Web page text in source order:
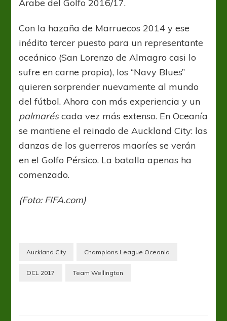
Árabe del Golfo 2016/17.
Con la hazaña de Marruecos 2014 y ese
inédito tercer puesto para un representante
oceánico (San Lorenzo de Almagro casi lo
sufre en carne propia), los “Navy Blues”
quieren sorprender nuevamente al mundo
del fútbol. Ahora con más experiencia y un
palmaréscada vez más extenso. En Oceanía
se mantiene el reinado de Auckland City: las
danzas de los guerreros maoríes se verán
en el Golfo Pérsico. La batalla apenas ha
comenzado.
(Foto: FIFA.com)
Auckland City Champions League Oceania
OCL 2017 Team Wellington